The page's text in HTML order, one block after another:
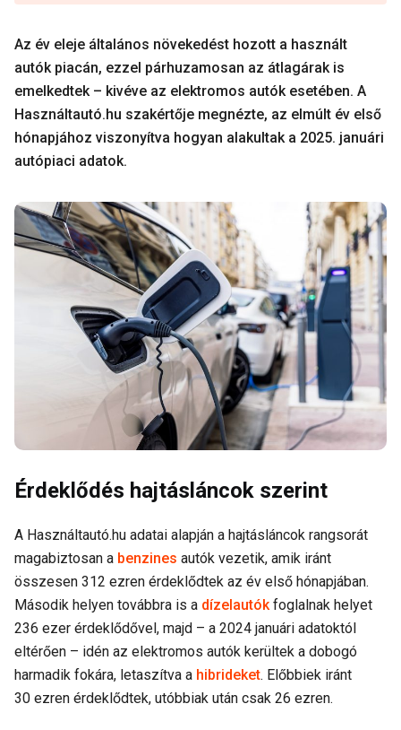
Az év eleje általános növekedést hozott a használt
autók piacán, ezzel párhuzamosan az átlagárak is
emelkedtek – kivéve az elektromos autók esetében. A
Használtautó.hu szakértője megnézte, az elmúlt év első
hónapjához viszonyítva hogyan alakultak a 2025. januári
autópiaci adatok.
Érdeklődés hajtásláncok szerint
A Használtautó.hu adatai alapján a hajtásláncok rangsorát
magabiztosan a benzines autók vezetik, amik iránt
összesen 312 ezren érdeklődtek az év első hónapjában.
Második helyen továbbra is a dízelautókfoglalnak helyet
236 ezer érdeklődővel, majd – a 2024 januári adatoktól
eltérően – idén az elektromos autók kerültek a dobogó
harmadik fokára, letaszítva a hibrideket. Előbbiek iránt
30 ezren érdeklődtek, utóbbiak után csak 26 ezren.